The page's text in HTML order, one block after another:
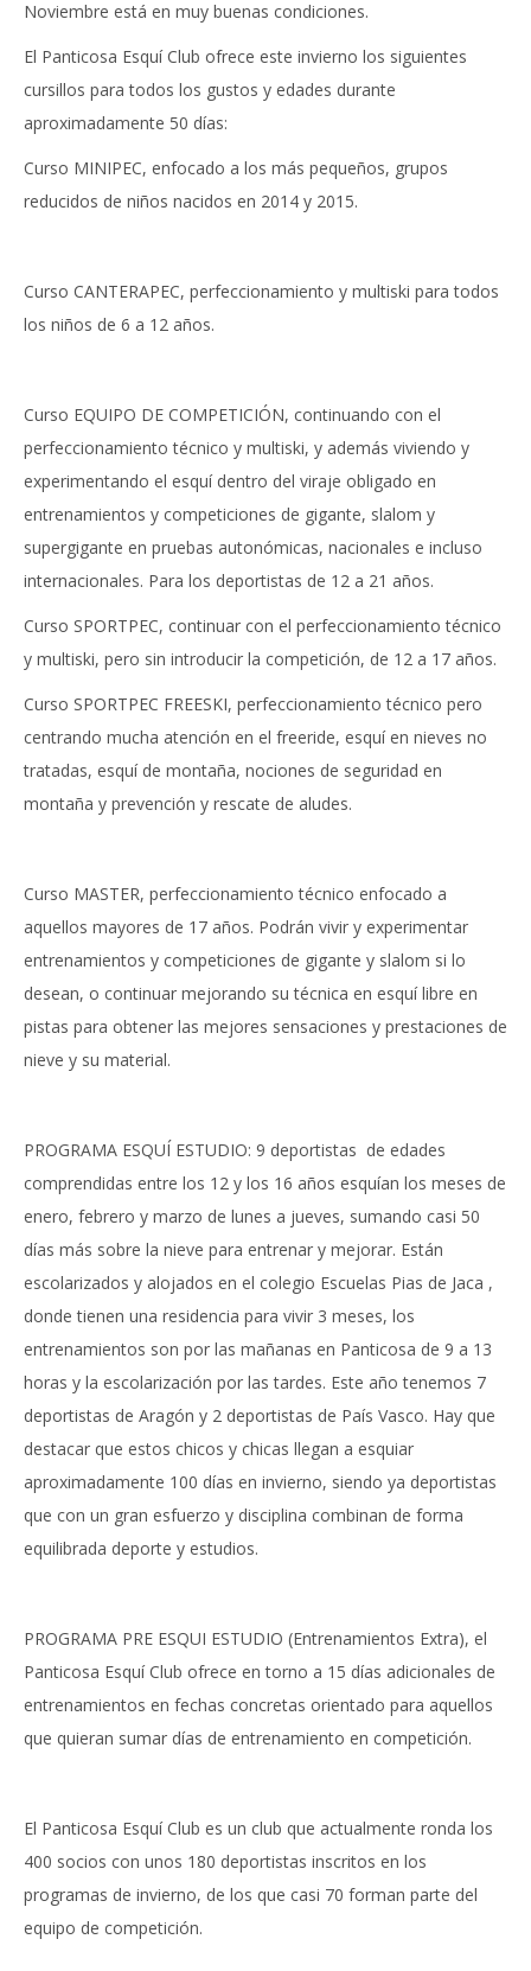
Noviembre está en muy buenas condiciones.
El Panticosa Esquí Club ofrece este invierno los siguientes
cursillos para todos los gustos y edades durante
aproximadamente 50 días:
Curso MINIPEC, enfocado a los más pequeños, grupos
reducidos de niños nacidos en 2014 y 2015.
Curso CANTERAPEC, perfeccionamiento y multiski para todos
los niños de 6 a 12 años.
Curso EQUIPO DE COMPETICIÓN, continuando con el
perfeccionamiento técnico y multiski, y además viviendo y
experimentando el esquí dentro del viraje obligado en
entrenamientos y competiciones de gigante, slalom y
supergigante en pruebas autonómicas, nacionales e incluso
internacionales. Para los deportistas de 12 a 21 años.
Curso SPORTPEC, continuar con el perfeccionamiento técnico
y multiski, pero sin introducir la competición, de 12 a 17 años.
Curso SPORTPEC FREESKI, perfeccionamiento técnico pero
centrando mucha atención en el freeride, esquí en nieves no
tratadas, esquí de montaña, nociones de seguridad en
montaña y prevención y rescate de aludes.
Curso MASTER, perfeccionamiento técnico enfocado a
aquellos mayores de 17 años. Podrán vivir y experimentar
entrenamientos y competiciones de gigante y slalom si lo
desean, o continuar mejorando su técnica en esquí libre en
pistas para obtener las mejores sensaciones y prestaciones de
nieve y su material.
PROGRAMA ESQUÍ ESTUDIO: 9 deportistas de edades
comprendidas entre los 12 y los 16 años esquían los meses de
enero, febrero y marzo de lunes a jueves, sumando casi 50
días más sobre la nieve para entrenar y mejorar. Están
escolarizados y alojados en el colegio Escuelas Pias de Jaca ,
donde tienen una residencia para vivir 3 meses, los
entrenamientos son por las mañanas en Panticosa de 9 a 13
horas y la escolarización por las tardes. Este año tenemos 7
deportistas de Aragón y 2 deportistas de País Vasco. Hay que
destacar que estos chicos y chicas llegan a esquiar
aproximadamente 100 días en invierno, siendo ya deportistas
que con un gran esfuerzo y disciplina combinan de forma
equilibrada deporte y estudios.
PROGRAMA PRE ESQUI ESTUDIO (Entrenamientos Extra), el
Panticosa Esquí Club ofrece en torno a 15 días adicionales de
entrenamientos en fechas concretas orientado para aquellos
que quieran sumar días de entrenamiento en competición.
El Panticosa Esquí Club es un club que actualmente ronda los
400 socios con unos 180 deportistas inscritos en los
programas de invierno, de los que casi 70 forman parte del
equipo de competición.